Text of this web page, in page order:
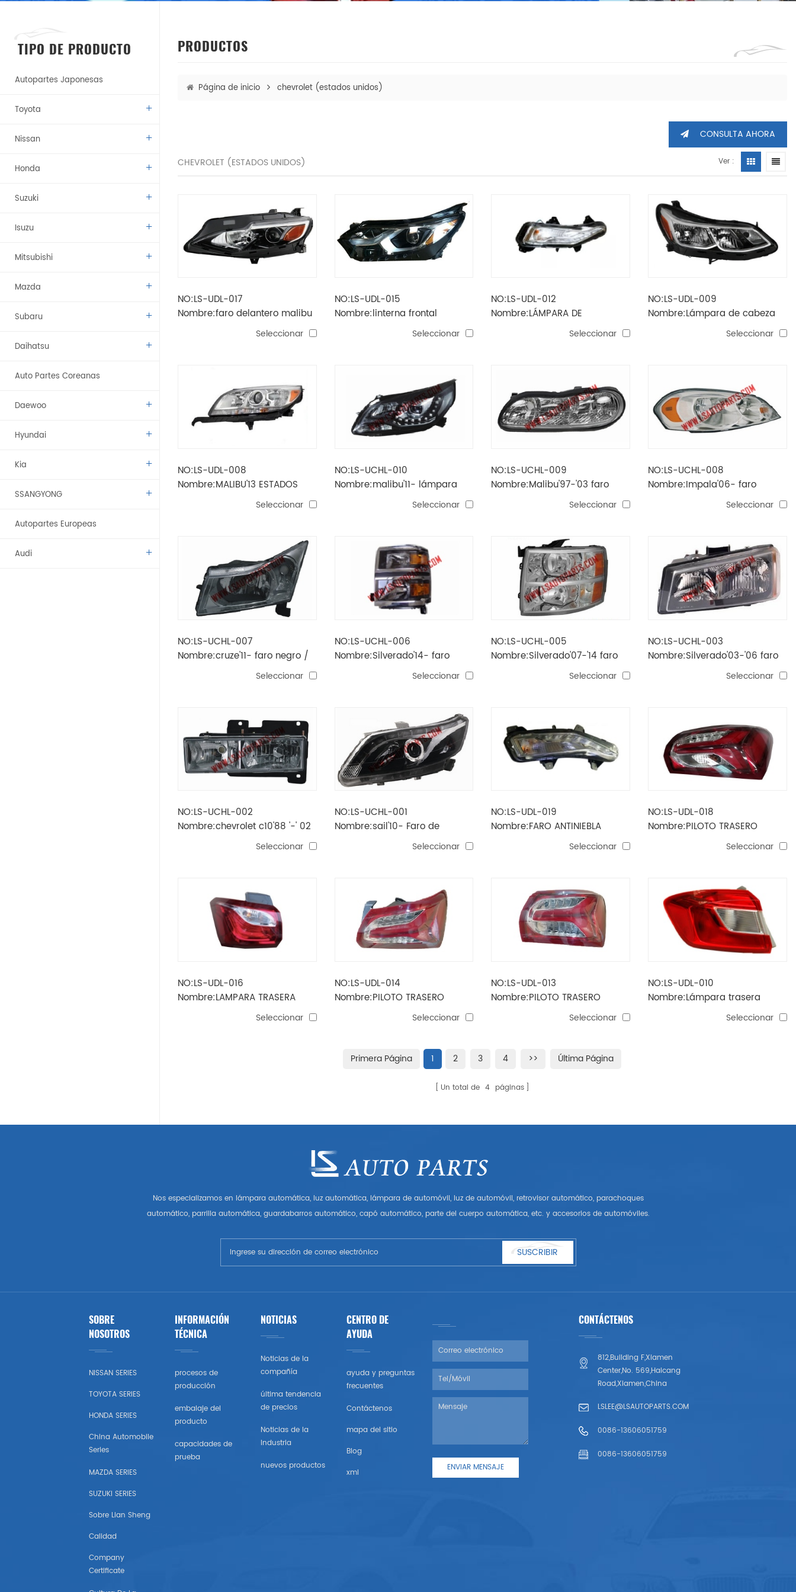
TIPO DE PRODUCTO
Autopartes Japonesas
Toyota
Nissan
Honda
Suzuki
Isuzu
Mitsubishi
Mazda
Subaru
Daihatsu
Auto Partes Coreanas
Daewoo
Hyundai
Kia
SSANGYONG
Autopartes Europeas
Audi
Nissan (estados Unidos)
Mitsubishi (estados Unidos)
Chrysler Estados Unidos
PRODUCTOS
Página de inicio chevrolet (estados unidos)
CONSULTA AHORA
CHEVROLET (ESTADOS UNIDOS) Ver :
NO:LS-UDL-017
Nombre:faro delantero malibu
Seleccionar
NO:LS-UDL-015
Nombre:linterna frontal
Seleccionar
NO:LS-UDL-012
Nombre:LÁMPARA DE
FUNCIONAMIENTO DIURNA
Seleccionar
NO:LS-UDL-009
Nombre:Lámpara de cabeza
CRUZE 2017 EE. UU.Seleccionar
NO:LS-UDL-008
Nombre:MALIBU'13 ESTADOS
UNIDOS PROYECTOR DE LA
Seleccionar
NO:LS-UCHL-010
Nombre:malibu'11- lámpara
cabeza proyector h1 / h1 /
Seleccionar
NO:LS-UCHL-009
Nombre:Malibu'97-'03 faro
cromado / claro lente hb4 /
Seleccionar
NO:LS-UCHL-008
Nombre:Impala'06- faro
cromado / ámbar reflector h11
Seleccionar
NO:LS-UCHL-007
Nombre:cruze'11- faro negro /
reflector claro h13 / 7444a
Seleccionar
NO:LS-UCHL-006
Nombre:Silverado'14- faro
cromado / ámbar reflector h11
Seleccionar
NO:LS-UCHL-005
Nombre:Silverado'07-'14 faro
cromado / ámbar reflector h11
Seleccionar
NO:LS-UCHL-003
Nombre:Silverado'03-'06 faro
cromado / ámbar reflector
Seleccionar
NO:LS-UCHL-002
Nombre:chevrolet c10'88 '-' 02
faro cromado / lenteSeleccionar
NO:LS-UCHL-001
Nombre:sail'10- Faro de
proyector h7 / h1 / wy21w / led
Seleccionar
NO:LS-UDL-019
Nombre:FARO ANTINIEBLA
Seleccionar
NO:LS-UDL-018
Nombre:PILOTO TRASERO
Seleccionar
NO:LS-UDL-016
Nombre:LAMPARA TRASERA
Seleccionar
NO:LS-UDL-014
Nombre:PILOTO TRASERO
Seleccionar
NO:LS-UDL-013
Nombre:PILOTO TRASERO
Seleccionar
NO:LS-UDL-010
Nombre:Lámpara trasera
CRUZE 2017 EE. UU.Seleccionar
Primera Página 1 2 3 4 >> Última Página
Un total de 4 páginas
Nos especializamos en lámpara automática, luz automática, lámpara de automóvil, luz de automóvil, retrovisor automático, parachoques
automático, parrilla automática, guardabarros automático, capó automático, parte del cuerpo automática, etc. y accesorios de automóviles.
SUSCRIBIR
SOBRE
NOSOTROS
NISSAN SERIES
TOYOTA SERIES
HONDA SERIES
China Automobile
Series
MAZDA SERIES
SUZUKI SERIES
Sobre Lian Sheng
Calidad
Company
Certificate
INFORMACIÓN
TÉCNICA
procesos de
producción
embalaje del
producto
capacidades de
prueba
NOTICIAS
Noticias de la
compañía
última tendencia
de precios
Noticias de la
Industria
nuevos productos
CENTRO DE
AYUDA
ayuda y preguntas
frecuentes
Contáctenos
mapa del sitio
Blog
xml
CONTÁCTENOS
812,Building F,Xiamen
Center,No. 569,Haicang
Road,Xiamen,China
LSLEE@LSAUTOPARTS.COM
0086-13606051759
0086-13606051759